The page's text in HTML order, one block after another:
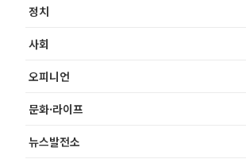
정치
사회
오피니언
문화·라이프
뉴스발전소